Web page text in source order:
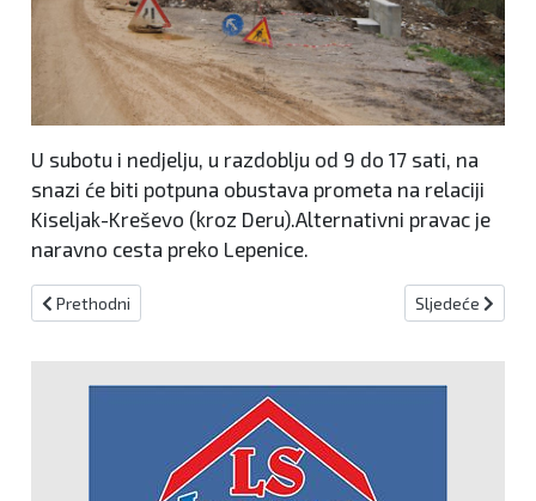
U subotu i nedjelju, u razdoblju od 9 do 17 sati, na
snazi će biti potpuna obustava prometa na relaciji
Kiseljak-Kreševo (kroz Deru).Alternativni pravac je
naravno cesta preko Lepenice.
Prethodni članak: ŽSB i Sarajevo: Najavljene radarske kontrole za
Prethodni Sljedeći članak:
Sljedeće